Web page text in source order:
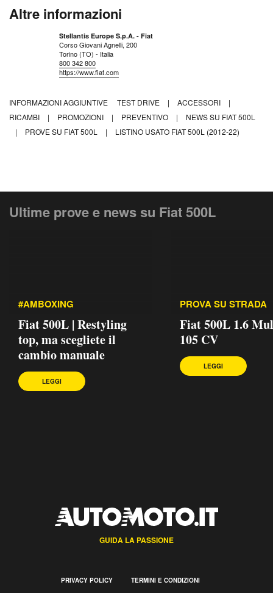
Altre informazioni
Stellantis Europe S.p.A. - Fiat
Corso Giovani Agnelli, 200
Torino (TO) - Italia
800 342 800
https://www.fiat.com
INFORMAZIONI AGGIUNTIVE TEST DRIVE | ACCESSORI
|
RICAMBI
| PROMOZIONI | PREVENTIVO |
NEWS SU FIAT 500L
|
PROVE SU FIAT 500L | LISTINO USATO FIAT 500L (2012-22)
Ultime prove e news su Fiat 500L
#AMBOXING
Fiat 500L | Restyling
top, ma scegliete il
cambio manuale
LEGGI
PROVA SU STRADA
Fiat 500L 1.6
105 CV
LEGGI
GUIDA LA PASSIONE
PRIVACY POLICY TERMINI E CONDIZIONI